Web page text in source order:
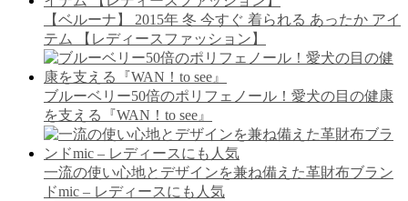
【ベルーナ】 2015年 冬 今すぐ 着られる あったか アイ
テム 【レディースファッション】
ブルーベリー50倍のポリフェノール！愛犬の目の健康
を支える『WAN！to see』
一流の使い心地とデザインを兼ね備えた革財布ブラン
ドmic – レディースにも人気